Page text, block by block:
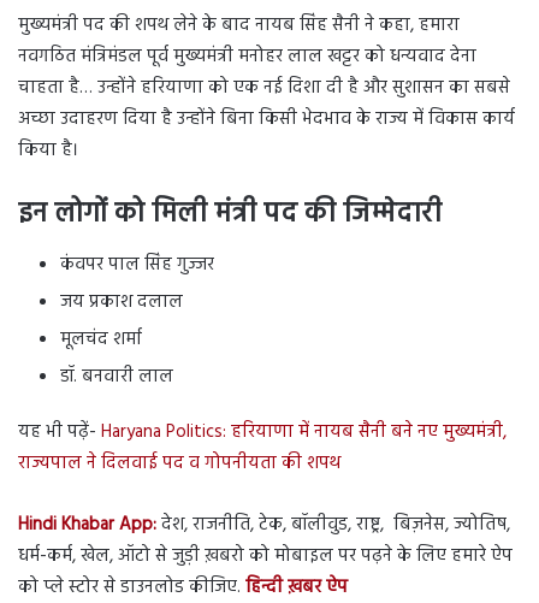
मुख्यमंत्री पद की शपथ लेने के बाद नायब सिंह सैनी ने कहा, हमारा
नवगठित मंत्रिमंडल पूर्व मुख्यमंत्री मनोहर लाल खट्टर को धन्यवाद देना
चाहता है… उन्होंने हरियाणा को एक नई दिशा दी है और सुशासन का सबसे
अच्छा उदाहरण दिया है उन्होंने बिना किसी भेदभाव के राज्य में विकास कार्य
किया है।
इन लोगों को मिली मंत्री पद की जिम्मेदारी
कंवपर पाल सिंह गुज्जर
जय प्रकाश दलाल
मूलचंद शर्मा
डॉ. बनवारी लाल
यह भी पढ़ें- Haryana Politics: हरियाणा में नायब सैनी बने नए मुख्यमंत्री,
राज्यपाल ने दिलवाई पद व गोपनीयता की शपथ
Hindi Khabar App:देश, राजनीति, टेक, बॉलीवुड, राष्ट्र, बिज़नेस, ज्योतिष,
धर्म-कर्म, खेल, ऑटो से जुड़ी ख़बरो को मोबाइल पर पढ़ने के लिए हमारे ऐप
को प्ले स्टोर से डाउनलोड कीजिए. हिन्दी ख़बर ऐप